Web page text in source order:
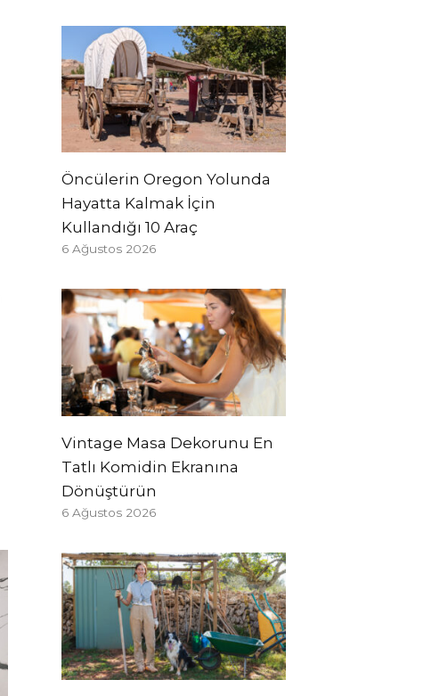
Öncülerin Oregon Yolunda
Hayatta Kalmak İçin
Kullandığı 10 Araç
6 Ağustos 2026
Vintage Masa Dekorunu En
Tatlı Komidin Ekranına
Dönüştürün
6 Ağustos 2026